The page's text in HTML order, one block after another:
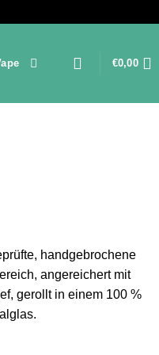
€0,00
handgebrochene
angereichert mit
gerollt in einem 100 %